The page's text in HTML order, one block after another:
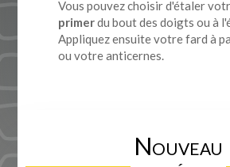
Vous pouvez choisir d'étaler
primerdu bout des doigts ou à
Appliquez ensuite votre fard à
ou votre anticernes.
Nouveau